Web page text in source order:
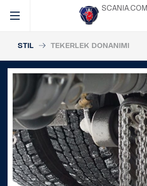
SCANIA.COM
STIL TEKERLEK DONANIMI